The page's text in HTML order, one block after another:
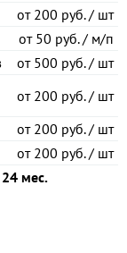
от200 руб. / шт
от50 руб. / м/п
от500 руб. / шт
от200 руб. / шт
от200 руб. / шт
от200 руб. / шт
24 мес.